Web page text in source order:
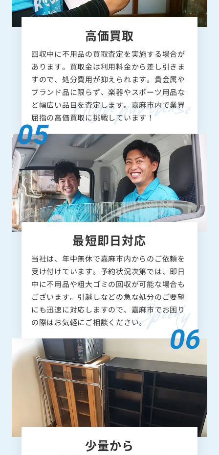
高価買取
回収中に不用品の買取査定を実施する場合が
あります。買取金は利用料金から差し引きま
すので、処分費用が抑えられます。貴金属や
ブランド品に限らず、楽器やスポーツ用品な
ど幅広い品目を査定します。嘉麻市内で業界
屈指の高価買取に挑戦しています！
最短即日対応
当社は、年中無休で嘉麻市内からのご依頼を
受け付けています。予約状況次第では、即日
中に不用品や粗大ゴミの回収が可能な場合も
ございます。引越しなどの急な処分のご要望
にも迅速に対応しますので、嘉麻市でお困り
の際はお気軽にご相談ください。
少量から